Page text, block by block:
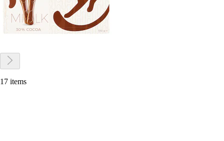
17 items